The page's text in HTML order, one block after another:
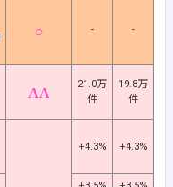
- -
21.0万
件
19.8万
件
+4.3% +4.3%